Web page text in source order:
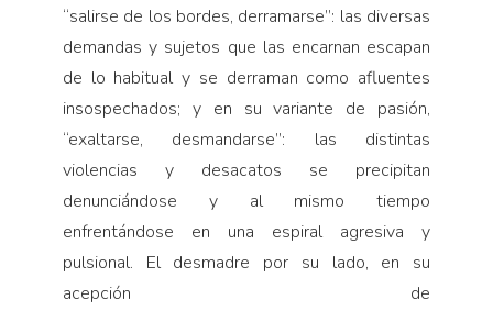
“salirse de los bordes, derramarse”: las diversas
demandas y sujetos que las encarnan escapan
de lo habitual y se derraman como afluentes
insospechados; y en su variante de pasión,
“exaltarse, desmandarse”: las distintas
violencias y desacatos se precipitan
denunciándose y al mismo tiempo
enfrentándose en una espiral agresiva y
pulsional. El desmadre por su lado, en su
acepción de